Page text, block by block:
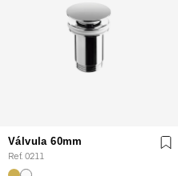
Válvula 60mm
Ref. 0211